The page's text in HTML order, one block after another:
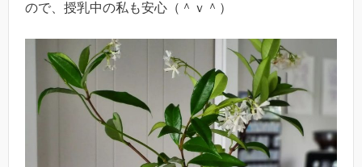
ので、授乳中の私も安心（＾ｖ＾）